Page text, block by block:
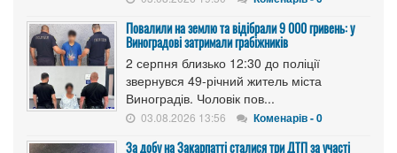
Повалили на землю та відібрали 9 000 гривень: у
Виноградові затримали грабіжників
2 серпня близько 12:30 до поліції
звернувся 49-річний житель міста
Виноградів. Чоловік пов...
03.08.2026 13:56 Коменарів - 0
За добу на Закарпатті сталися три ДТП за участі